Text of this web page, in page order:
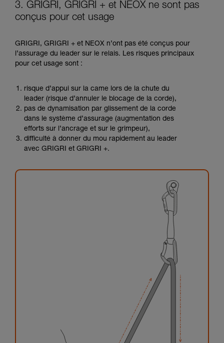
3. GRIGRI, GRIGRI + et NEOX ne sont pas
conçus pour cet usage
GRIGRI, GRIGRI + et NEOX n’ont pas été conçus pour
l’assurage du leader sur le relais. Les risques principaux
pour cet usage sont :
risque d’appui sur la came lors de la chute du
leader (risque d’annuler le blocage de la corde),
pas de dynamisation par glissement de la corde
dans le système d’assurage (augmentation des
efforts sur l’ancrage et sur le grimpeur),
difficulté à donner du mou rapidement au leader
avec GRIGRI et GRIGRI +.